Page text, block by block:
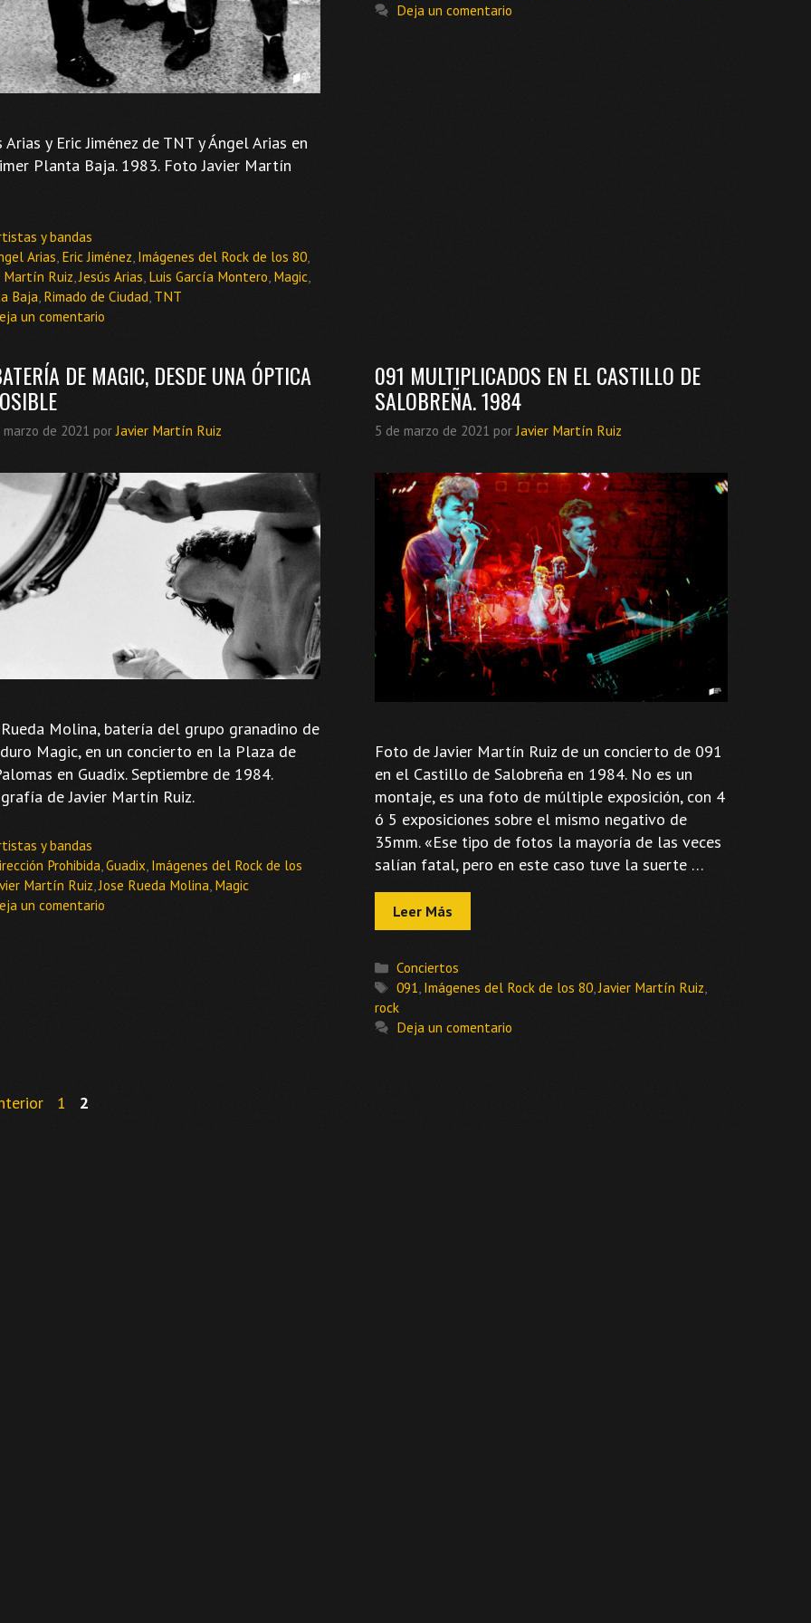
Arias y Eric Jiménez de TNT y Ángel Arias en
Planta Baja. 1983. Foto Javier Martín
y bandas
Arias, Eric Jiménez, Imágenes del Rock de los 80,
Martín Ruiz,Jesús Arias, Luis García Montero, Magic,
Baja, Rimado de Ciudad, TNT
un comentario
Deja un comentario
DE MAGIC, DESDE UNA ÓPTICA
de 2021 por Javier Martín Ruiz
Rueda Molina, batería del grupo granadino de
Magic, en un concierto en la Plaza de
en Guadix. Septiembre de 1984.
de Javier Martín Ruiz.
y bandas
Prohibida,Guadix, Imágenes del Rock de los
Martín Ruiz,Jose Rueda Molina, Magic
un comentario
091 MULTIPLICADOS EN EL CASTILLO DE
SALOBREÑA. 1984
5 de marzo de 2021 por Javier Martín Ruiz
Foto de Javier Martín Ruiz de un concierto de 091
en el Castillo de Salobreña en 1984. No es un
montaje, es una foto de múltiple exposición, con 4
ó 5 exposiciones sobre el mismo negativo de
35mm. «Ese tipo de fotos la mayoría de las veces
salían fatal, pero en este caso tuve la suerte …
Leer Más
Categorías
Conciertos
Etiquetas
091, Imágenes del Rock de los 80,Javier Martín Ruiz,
rock
Deja un comentario
Página
1 Página
2